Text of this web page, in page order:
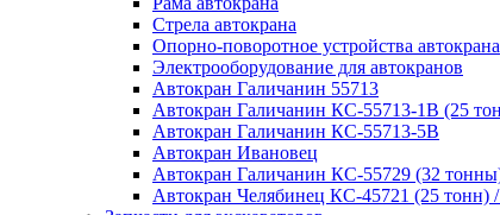
Стрела автокрана
Опорно-поворотное устройства автокрана
Электрооборудование для автокранов
Автокран Галичанин 55713
Автокран Галичанин КС-55713-1В (25
Автокран Галичанин КС-55713-5В
Автокран Ивановец
Автокран Галичанин КС-55729 (32
Автокран Челябинец КС-45721 (25 тонн)